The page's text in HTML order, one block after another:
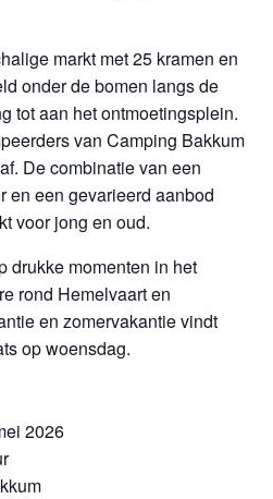
markt met 25 kramen en
onder de bomen langs de
tot aan het ontmoetingsplein.
van Camping Bakkum
De combinatie van een
en een gevarieerd aanbod
voor jong en oud.
drukke momenten in het
rond Hemelvaart en
en zomervakantie vindt
op woensdag.
2026